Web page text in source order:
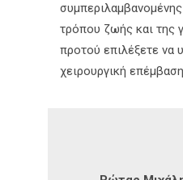
συμπεριλαμβανομένης
τρόπου ζωής και της
προτού επιλέξετε να
χειρουργική